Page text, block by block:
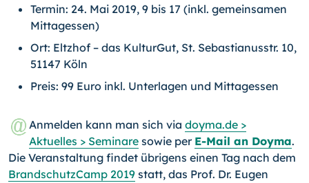
Termin: 24. Mai 2019, 9 bis 17 (inkl. gemeinsamen
Mittagessen)
Ort: Eltzhof – das KulturGut, St. Sebastianusstr. 10,
51147 Köln
Preis: 99 Euro inkl. Unterlagen und Mittagessen
Anmelden kann man sich via doyma.de >
Aktuelles > Seminare sowie per E-Mail an Doyma.
Die Veranstaltung findet übrigens einen Tag nach dem
BrandschutzCamp 2019 statt, das Prof. Dr. Eugen